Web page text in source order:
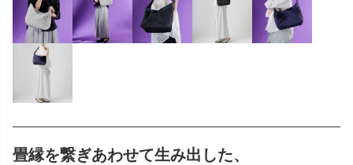
畳縁を繋ぎあわせて生み出した、